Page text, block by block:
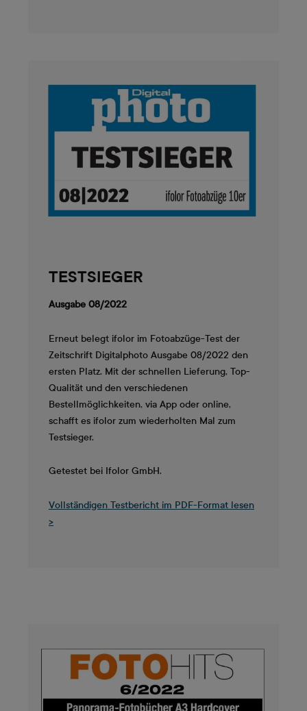
TESTSIEGER
Ausgabe 08/2022
Erneut belegt ifolor im Fotoabzüge-Test der
Zeitschrift Digitalphoto Ausgabe 08/2022 den
ersten Platz. Mit der schnellen Lieferung, Top-
Qualität und den verschiedenen
Bestellmöglichkeiten, via App oder online,
schafft es ifolor zum wiederholten Mal zum
Testsieger.
Getestet bei Ifolor GmbH.
Vollständigen Testbericht im PDF-Format lesen
>